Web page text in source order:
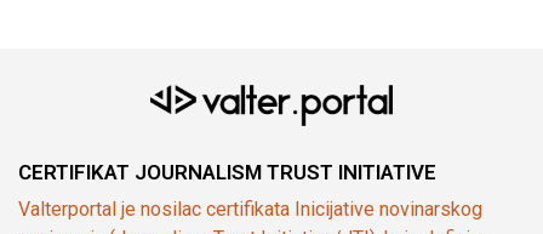
CERTIFIKAT JOURNALISM TRUST INITIATIVE
Valterportal je nosilac certifikata Inicijative novinarskog